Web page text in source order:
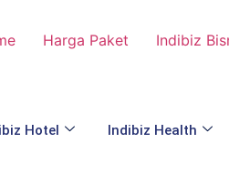
Harga Paket Indibiz
Hotel Indibiz Health